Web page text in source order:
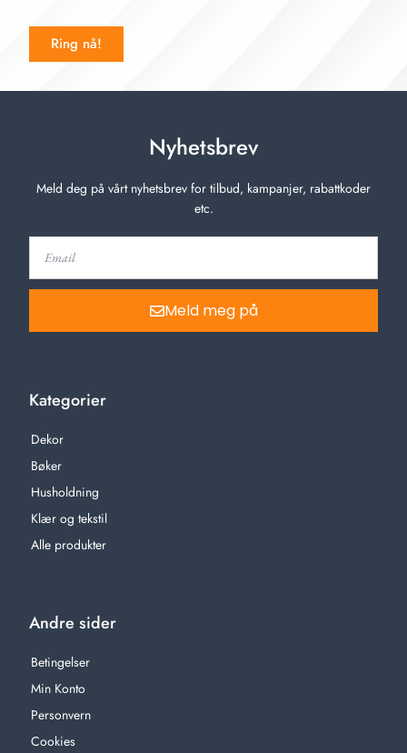
Ring nå!
Nyhetsbrev
Meld deg på vårt nyhetsbrev for tilbud, kampanjer, rabattkoder
etc.
Meld meg på
Kategorier
Dekor
Bøker
Husholdning
Klær og tekstil
Alle produkter
Andre sider
Betingelser
Min Konto
Personvern
Cookies